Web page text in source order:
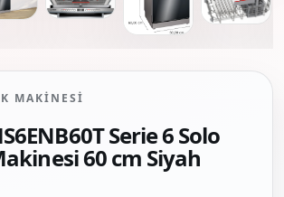
MAKINESI
Serie 6 Solo
60 cm Siyah